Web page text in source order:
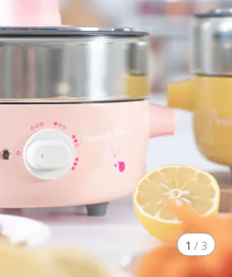
1 / 3